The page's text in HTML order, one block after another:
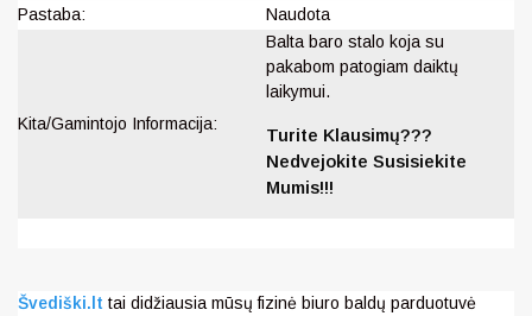
Pastaba:
Naudota
Kita/Gamintojo Informacija:
Balta baro stalo koja su
pakabom patogiam daiktų
laikymui.
Turite Klausimų???
Nedvejokite Susisiekite
Mumis!!!
Švediški.lt tai didžiausia mūsų fizinė biuro baldų parduotuvė